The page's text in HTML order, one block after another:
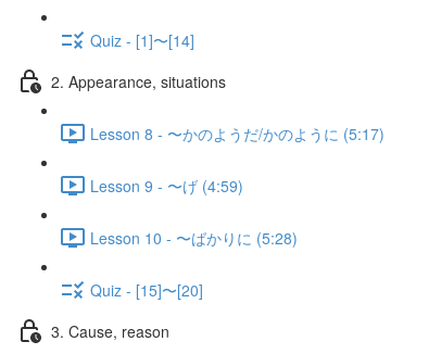
Quiz - [1]〜[14]
2. Appearance, situations
Lesson 8 - 〜かのようだ/かのように (5:17)
Lesson 9 - 〜げ (4:59)
Lesson 10 - 〜ばかりに (5:28)
Quiz - [15]〜[20]
3. Cause, reason